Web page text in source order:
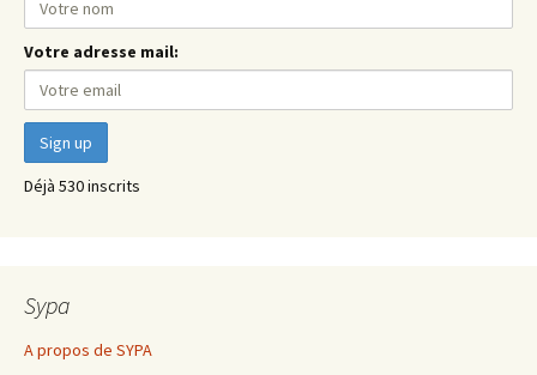
Votre adresse mail:
Déjà 530 inscrits
Sypa
A propos de SYPA